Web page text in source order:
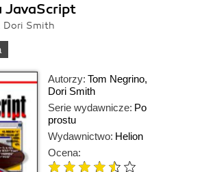
JavaScript
Dori Smith
Autorzy: Tom Negrino,
Dori Smith
Serie wydawnicze: Po
prostu
Wydawnictwo: Helion
Ocena: